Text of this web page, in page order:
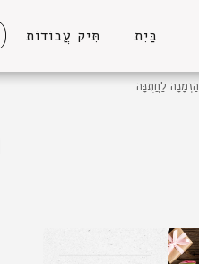
בַּיִת תִּיק עֲבוֹדוֹת
הַזְמָנָה לַחֲתֻנָּה